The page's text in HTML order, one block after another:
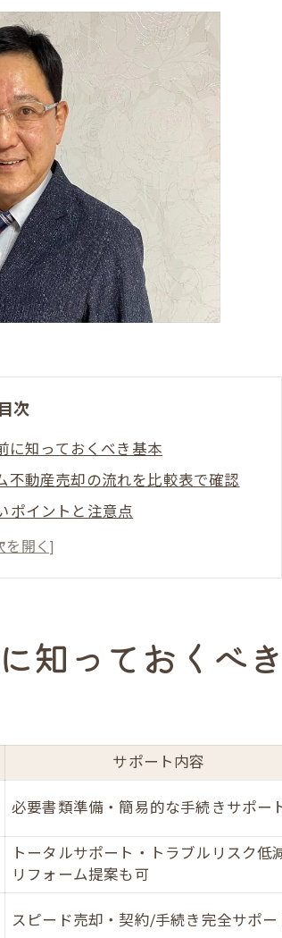
目次
に知っておくべき基本
不動産売却の流れを比較表で確認
ポイントと注意点
討するなら知っておきたい基礎知識
産売却の進め方を解説
る理由と効果的な方法
価を得る秘訣は何か
買取の違いを徹底比較
トが選ばれる理由
ントを徹底解説します
却の流れを表で把握
ぶべき相続時の理由
知っておくべ
サポート内容
必要書類準備・簡易的な手続きサポー
トータルサポート・トラブルリスク低
リフォーム提案も可
スピード売却・契約/手続き完全サポー